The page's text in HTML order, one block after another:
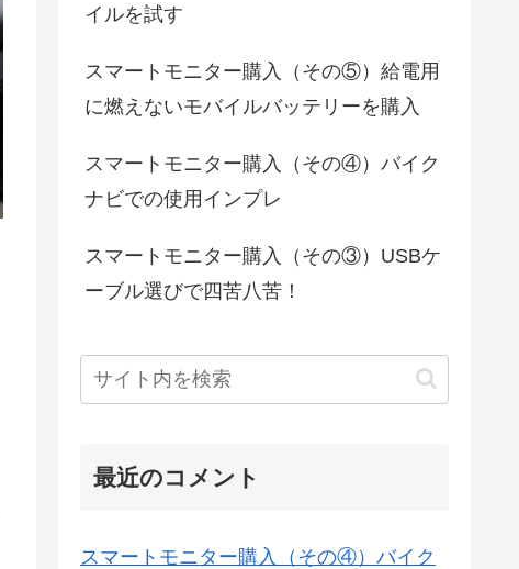
イルを試す
スマートモニター購入（その⑤）給電用
に燃えないモバイルバッテリーを購入
スマートモニター購入（その④）バイク
ナビでの使用インプレ
スマートモニター購入（その③）USBケ
ーブル選びで四苦八苦！
最近のコメント
スマートモニター購入（その④）バイク